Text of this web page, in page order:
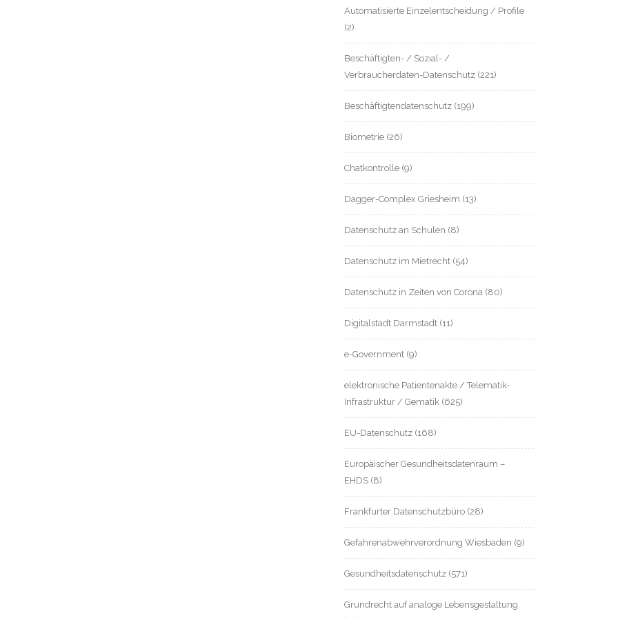
Automatisierte Einzelentscheidung / Profile
(2)
Beschäftigten- / Sozial- /
Verbraucherdaten-Datenschutz (221)
Beschäftigtendatenschutz (199)
Biometrie (26)
Chatkontrolle (9)
Dagger-Complex Griesheim (13)
Datenschutz an Schulen (8)
Datenschutz im Mietrecht (54)
Datenschutz in Zeiten von Corona (80)
Digitalstadt Darmstadt (11)
e-Government (9)
elektronische Patientenakte / Telematik-
Infrastruktur / Gematik (625)
EU-Datenschutz (168)
Europäischer Gesundheitsdatenraum –
EHDS (8)
Frankfurter Datenschutzbüro (28)
Gefahrenabwehrverordnung Wiesbaden (9)
Gesundheitsdatenschutz (571)
Grundrecht auf analoge Lebensgestaltung